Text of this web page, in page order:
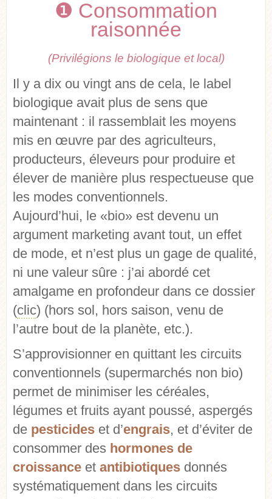
❶ Consommation
raisonnée
(Privilégions le biologique et local)
Il y a dix ou vingt ans de cela, le label
biologique avait plus de sens que
maintenant : il rassemblait les moyens
mis en œuvre par des agriculteurs,
producteurs, éleveurs pour produire et
élever de manière plus respectueuse que
les modes conventionnels.
Aujourd’hui, le «bio» est devenu un
argument marketing avant tout, un effet
de mode, et n’est plus un gage de qualité,
ni une valeur sûre : j’ai abordé cet
amalgame en profondeur dans ce dossier
(clic) (hors sol, hors saison, venu de
l’autre bout de la planète, etc.).
S’approvisionner en quittant les circuits
conventionnels (supermarchés non bio)
permet de minimiser les céréales,
légumes et fruits ayant poussé, aspergés
de pesticides et d’engrais, et d’éviter de
consommer des hormones de
croissance et antibiotiques donnés
systématiquement dans les circuits